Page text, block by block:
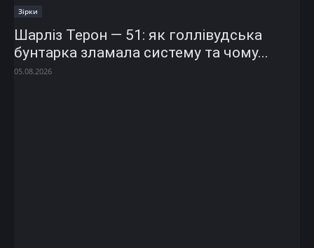
Зірки
Шарліз Терон — 51: як голлівудська
бунтарка зламала систему та чому...
05.08.2026